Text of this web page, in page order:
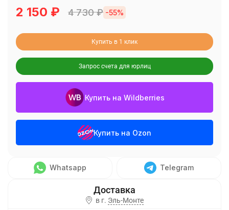
2 150 ₽ 4 730₽ -55%
Купить в 1 клик
Запрос счета для юрлиц
Купить на Wildberries
Купить на Ozon
Whatsapp Telegram
в г. Эль-Монте